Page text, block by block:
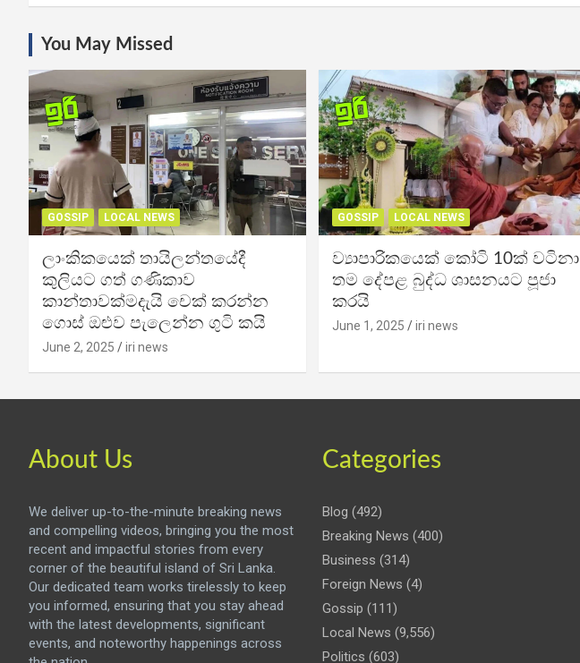
You May Missed
GOSSIP LOCAL NEWS
ලාංකිකයෙක් තායිලන්තයේදී
කුලියට ගත් ගණිකාව
කාන්තාවක්මදැයි චෙක් කරන්න
ගොස් ඔළුව පැලෙන්න ගුටි කයි
June 2, 2025 iri news
GOSSIP LOCAL NEWS
ව්‍යාපාරිකයෙක් කෝටි 10ක් වටිනා
තම දේපළ බුද්ධ ශාසනයට පූජා
කරයි
June 1, 2025 iri news
About Us
We deliver up-to-the-minute breaking news
and compelling videos, bringing you the most
recent and impactful stories from every
corner of the beautiful island of Sri Lanka.
Our dedicated team works tirelessly to keep
you informed, ensuring that you stay ahead
with the latest developments, significant
events, and noteworthy happenings across
Categories
Blog (492)
Breaking News (400)
Business (314)
Foreign News (4)
Gossip (111)
Local News (9,556)
Politics (603)